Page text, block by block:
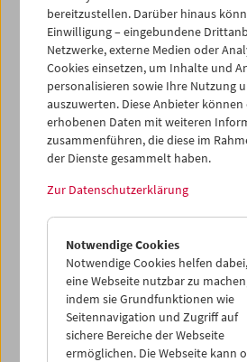
Kinos entlang seiner
durchgehender, sehr früh
gespielt wurde viermal täglich –
79 Prozent.
Retrospektive
bereitzustellen. Darüber hinaus
Einwilligung – eingebundene
Netzwerke, externe Medien oder
Cookies einsetzen, um Inhalte und
personalisieren sowie Ihre Nutzung
auszuwerten. Diese Anbieter können
erhobenen Daten mit weiteren
zusammenführen, die diese im
der Dienste gesammelt haben.
Zur Datenschutzerklärung
Notwendige Cookies
Notwendige Cookies helfen dabei,
eine Webseite nutzbar zu
indem sie Grundfunktionen wie
Seitennavigation und Zugriff auf
sichere Bereiche der Webseite
ermöglichen. Die Webseite kann